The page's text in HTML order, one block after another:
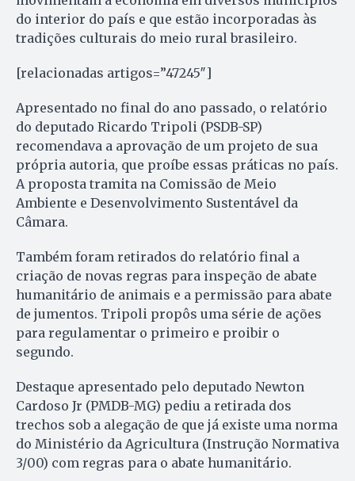
do interior do país e que estão incorporadas às
tradições culturais do meio rural brasileiro.
[relacionadas artigos=”47245″]
Apresentado no final do ano passado, o relatório
do deputado Ricardo Tripoli (PSDB-SP)
recomendava a aprovação de um projeto de sua
própria autoria, que proíbe essas práticas no país.
A proposta tramita na Comissão de Meio
Ambiente e Desenvolvimento Sustentável da
Câmara.
Também foram retirados do relatório final a
criação de novas regras para inspeção de abate
humanitário de animais e a permissão para abate
de jumentos. Tripoli propôs uma série de ações
para regulamentar o primeiro e proibir o
segundo.
Destaque apresentado pelo deputado Newton
Cardoso Jr (PMDB-MG) pediu a retirada dos
trechos sob a alegação de que já existe uma norma
do Ministério da Agricultura (Instrução Normativa
3/00) com regras para o abate humanitário.